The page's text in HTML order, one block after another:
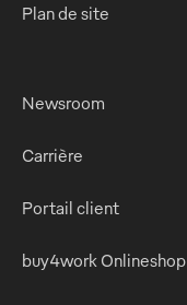
Plan de site
Newsroom
Carrière
Portail client
buy4work Onlineshop